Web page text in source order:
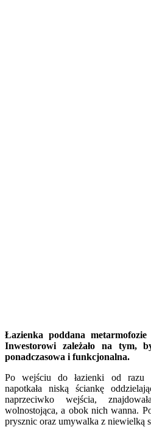
Łazienka poddana
Inwestorowi zależało na tym,
ponadczasowa i funkcjonalna.
Po wejściu do łazienki od razu
napotkała niską ściankę
naprzeciwko wejścia,
wolnostojąca, a obok nich wanna.
prysznic oraz umywalka z niewielką